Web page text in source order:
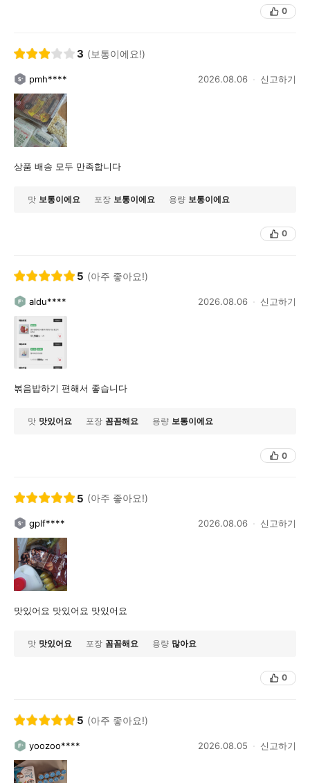
0
3 (보통이에요!)
pmh**** 2026.08.06 신고하기
상품 배송 모두 만족합니다
맛 보통이에요 포장 보통이에요 용량 보통이에요
0
5 (아주 좋아요!)
aldu**** 2026.08.06 신고하기
볶음밥하기 편해서 좋습니다
맛 맛있어요 포장 꼼꼼해요 용량 보통이에요
0
5 (아주 좋아요!)
gplf**** 2026.08.06 신고하기
맛있어요 맛있어요 맛있어요
맛 맛있어요 포장 꼼꼼해요 용량 많아요
0
5 (아주 좋아요!)
yoozoo**** 2026.08.05 신고하기